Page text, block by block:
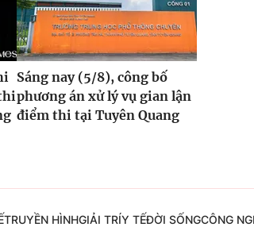
Sáng nay (5/8), công bố
phương án xử lý vụ gian lận
điểm thi tại Tuyên Quang
TRUYỀN HÌNHGIẢI TRÍY TẾĐỜI SỐNGCÔNG